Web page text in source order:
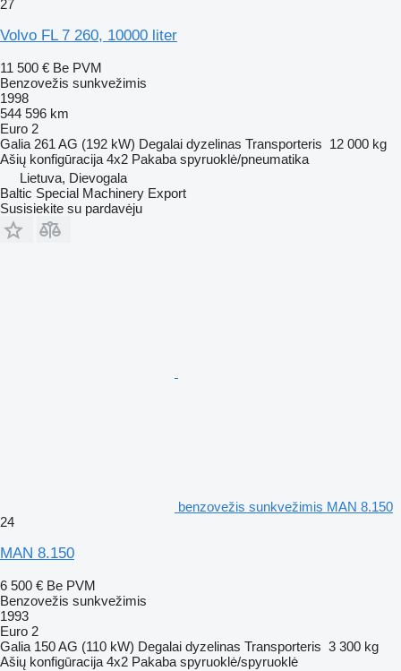
27
Volvo FL 7 260, 10000 liter
11 500 € Be PVM
Benzovežis sunkvežimis
1998
544 596 km
Euro 2
Galia 261 AG (192 kW) Degalai dyzelinas Transporteris 12 000 kg
Ašių konfigūracija 4x2 Pakaba spyruoklė/pneumatika
Lietuva, Dievogala
Baltic Special Machinery Export
Susisiekite su pardavėju
benzovežis sunkvežimis MAN 8.150
24
MAN 8.150
6 500 € Be PVM
Benzovežis sunkvežimis
1993
Euro 2
Galia 150 AG (110 kW) Degalai dyzelinas Transporteris 3 300 kg
Ašių konfigūracija 4x2 Pakaba spyruoklė/spyruoklė